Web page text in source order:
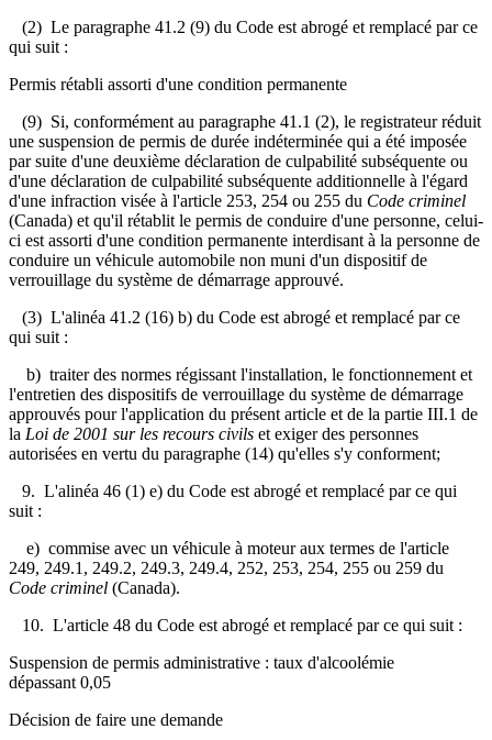
(2) Le paragraphe 41.2 (9) du Code est abrogé et remplacé par ce
qui suit :
Permis rétabli assorti d'une condition permanente
(9) Si, conformément au paragraphe 41.1 (2), le registrateur réduit
une suspension de permis de durée indéterminée qui a été imposée
par suite d'une deuxième déclaration de culpabilité subséquente ou
d'une déclaration de culpabilité subséquente additionnelle à l'égard
d'une infraction visée à l'article 253, 254 ou 255 du Code criminel
(Canada) et qu'il rétablit le permis de conduire d'une personne, celui-
ci est assorti d'une condition permanente interdisant à la personne de
conduire un véhicule automobile non muni d'un dispositif de
verrouillage du système de démarrage approuvé.
(3) L'alinéa 41.2 (16) b) du Code est abrogé et remplacé par ce
qui suit :
b) traiter des normes régissant l'installation, le fonctionnement et
l'entretien des dispositifs de verrouillage du système de démarrage
approuvés pour l'application du présent article et de la partie III.1 de
la Loi de 2001 sur les recours civils et exiger des personnes
autorisées en vertu du paragraphe (14) qu'elles s'y conforment;
9. L'alinéa 46 (1) e) du Code est abrogé et remplacé par ce qui
suit :
e) commise avec un véhicule à moteur aux termes de l'article
249, 249.1, 249.2, 249.3, 249.4, 252, 253, 254, 255 ou 259 du
Code criminel (Canada).
10. L'article 48 du Code est abrogé et remplacé par ce qui suit :
Suspension de permis administrative : taux d'alcoolémie
dépassant 0,05
Décision de faire une demande